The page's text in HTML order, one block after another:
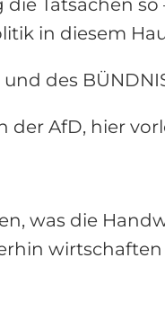
Tatsachen
in diesem
des
der AfD, hier
was die